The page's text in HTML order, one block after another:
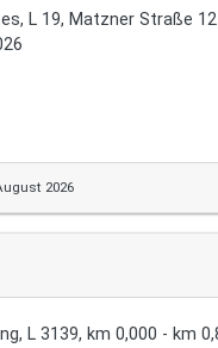
L 19, Matzner Straße
2026
L 3139, km 0,000 - km